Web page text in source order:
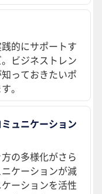
的にサポートす
ビジネストレン
っておきたいポ
。
ュニケーション
の多様化がさら
ケーションが減
ーションを活性